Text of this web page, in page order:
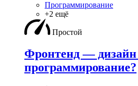
Программирование
+2 ещё
Простой
Фронтенд —
программирование?